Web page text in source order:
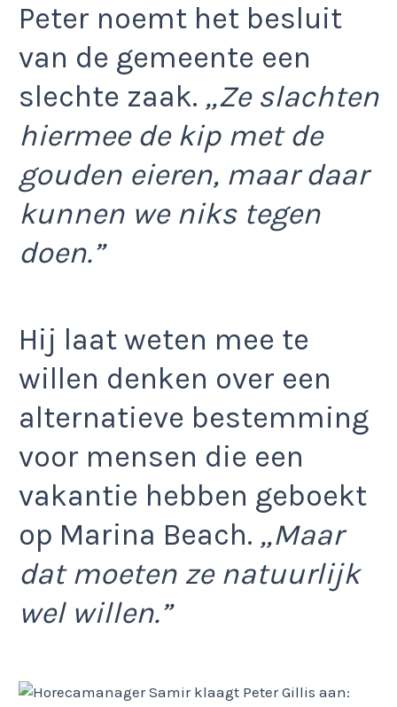
Peter noemt het besluit
van de gemeente een
slechte zaak. „Ze slachten
hiermee de kip met de
gouden eieren, maar daar
kunnen we niks tegen
doen.”
Hij laat weten mee te
willen denken over een
alternatieve bestemming
voor mensen die een
vakantie hebben geboekt
op Marina Beach. „Maar
dat moeten ze natuurlijk
wel willen.”